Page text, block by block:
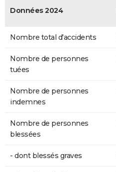
Données 2024
Nombre total d'accidents
Nombre de personnes
tuées
Nombre de personnes
indemnes
Nombre de personnes
blessées
- dont blessés graves